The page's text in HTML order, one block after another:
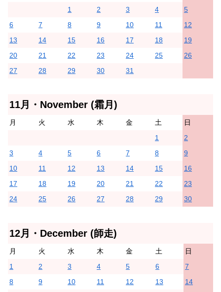
1
2 3 4
5
6
7 8 9 10 11
12
13
14 15 16 17 18
19
20
21 22 23 24 25
26
27
28 29 30 31
11月・November (霜月)
月 火 水 木 金 土
日
1
2
3
4 5 6 7 8
9
10
11 12 13 14 15
16
17
18 19 20 21 22
23
24
25 26 27 28 29 30
12月・December (師走)
月 火 水 木 金 土
日
1
2 3 4 5 6
7
8
9 10 11 12 13
14